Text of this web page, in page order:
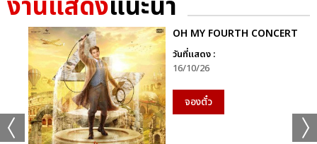
OH MY FOURTH CONCERT
วันที่แสดง :
16/10/26
จองตั๋ว